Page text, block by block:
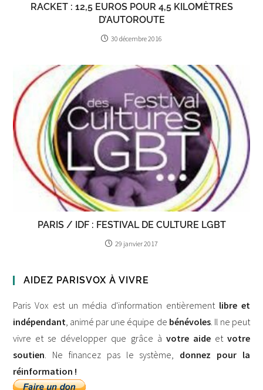
RACKET : 12,5 EUROS POUR 4,5 KILOMÈTRES
D’AUTOROUTE
30 décembre 2016
PARIS / IDF : FESTIVAL DE CULTURE LGBT
29 janvier 2017
AIDEZ PARISVOX À VIVRE
Paris Vox est un média d'information entièrement libre et
indépendant, animé par une équipe de bénévoles. Il ne peut
vivre et se développer que grâce à votre aideet votre
soutien. Ne financez pas le système, donnez pour la
réinformation !